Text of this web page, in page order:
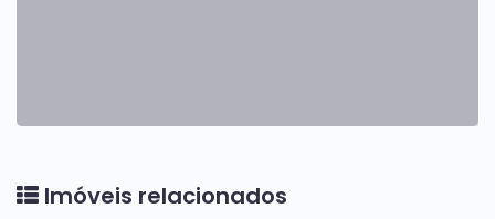
Imóveis relacionados